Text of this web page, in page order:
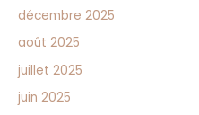
décembre 2025
août 2025
juillet 2025
juin 2025